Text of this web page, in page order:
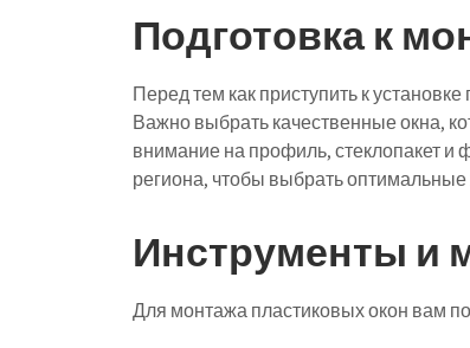
Подготовка к
Перед тем как приступить к
Важно выбрать качественные окна,
внимание на профиль, стеклопакет и
региона, чтобы выбрать оптимальные
Инструменты и
Для монтажа пластиковых окон вам